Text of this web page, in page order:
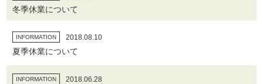
冬季休業について
INFORMATION 2018.08.10
夏季休業について
INFORMATION 2018.06.28